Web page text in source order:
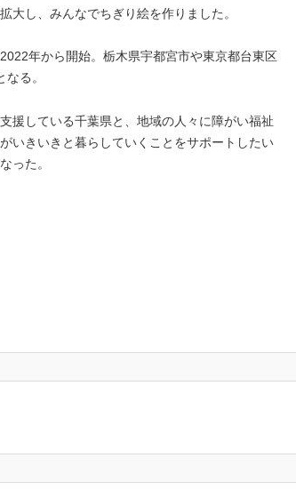
大し、みんなでちぎり絵を作りました。
年から開始。栃木県宇都宮市や東京都台東区
る。
援している千葉県と、地域の人々に障がい福祉
いきいきと暮らしていくことをサポートしたい
った。